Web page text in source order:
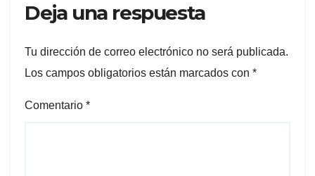
Deja una respuesta
Tu dirección de correo electrónico no será publicada.
Los campos obligatorios están marcados con *
Comentario *